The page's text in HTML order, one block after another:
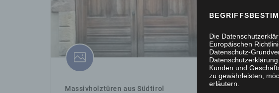
Massivholztüren aus Südtirol
Die
Europäischen
Datenschutz-
Kunden und
zu gewährleisten,
erläutern.